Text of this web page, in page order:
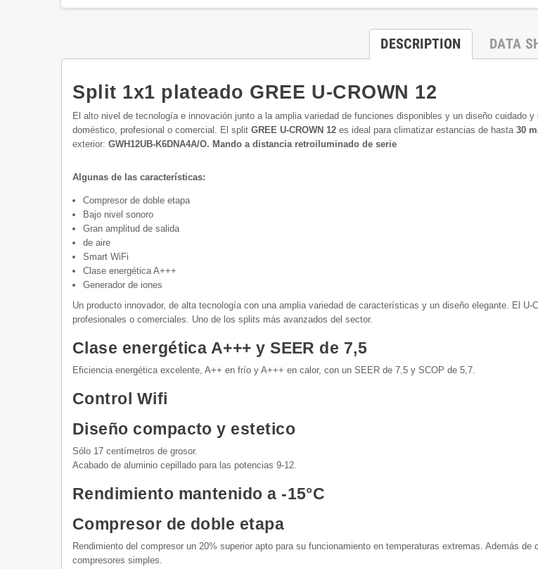
DESCRIPTION DATA
Split 1x1 plateado GREE U-CROWN 12
El alto nivel de tecnología e innovación junto a la amplia variedad de funciones disponibles y un diseño cuidado
doméstico, profesional o comercial. El split GREE U-CROWN 12 es ideal para climatizar estancias de hasta 30
exterior: GWH12UB-K6DNA4A/O. Mando a distancia retroiluminado de serie
Algunas de las características:
Compresor de doble etapa
Bajo nivel sonoro
Gran amplitud de salida
de aire
Smart WiFi
Clase energética A+++
Generador de iones
Un producto innovador, de alta tecnología con una amplia variedad de características y un diseño elegante. El
profesionales o comerciales. Uno de los splits más avanzados del sector.
Clase energética A+++ y SEER de 7,5
Eficiencia energética excelente, A++ en frío y A+++ en calor, con un SEER de 7,5 y SCOP de 5,7.
Control Wifi
Diseño compacto y estetico
Sólo 17 centímetros de grosor.
Acabado de aluminio cepillado para las potencias 9-12.
Rendimiento mantenido a -15°C
Compresor de doble etapa
Rendimiento del compresor un 20% superior apto para su funcionamiento en temperaturas extremas. Además
compresores simples.